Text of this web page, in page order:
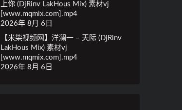
上你 (DjRinv LakHous Mix) 素材vj
[www.mqmix.com].mp4
2026年 8月 6日
【米柒视频网】洋澜一 – 天际 (DjRinv
LakHous Mix) 素材vj
[www.mqmix.com].mp4
2026年 8月 6日